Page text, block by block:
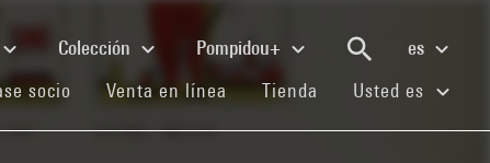
Colección Pompidou+
es
socio (current)
Venta en línea (current)
Tienda (current)
Usted es